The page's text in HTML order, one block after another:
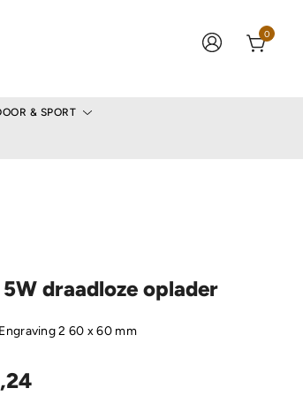
0
& SPORT
draadloze oplader
2 60 x 60 mm